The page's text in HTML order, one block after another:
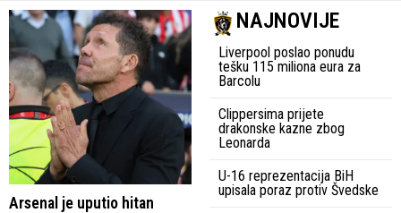
Arsenal je uputio hitan
NAJNOVIJE
Liverpool poslao ponudu
tešku 115 miliona eura za
Barcolu
Clippersima prijete
drakonske kazne zbog
Leonarda
U-16 reprezentacija BiH
upisala poraz protiv Švedske